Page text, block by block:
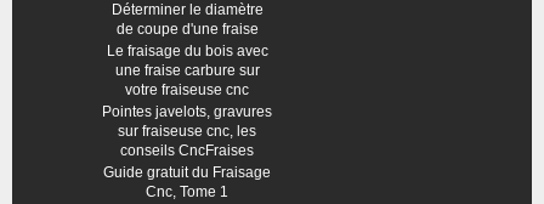
Déterminer le diamètre
de coupe d'une fraise
Le fraisage du bois avec
une fraise carbure sur
votre fraiseuse cnc
Pointes javelots, gravures
sur fraiseuse cnc, les
conseils CncFraises
Guide gratuit du Fraisage
Cnc, Tome 1